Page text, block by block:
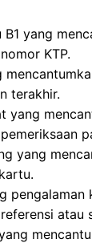
yang
KTP.
terakhir.
yang
yang
pengalaman
atau